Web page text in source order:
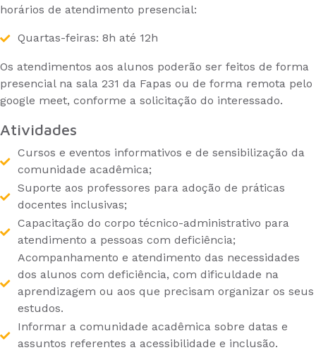
horários de atendimento presencial:
Quartas-feiras: 8h até 12h
Os atendimentos aos alunos poderão ser feitos de forma
presencial na sala 231 da Fapas ou de forma remota pelo
google meet, conforme a solicitação do interessado.
Atividades
Cursos e eventos informativos e de sensibilização da
comunidade acadêmica;
Suporte aos professores para adoção de práticas
docentes inclusivas;
Capacitação do corpo técnico-administrativo para
atendimento a pessoas com deficiência;
Acompanhamento e atendimento das necessidades
dos alunos com deficiência, com dificuldade na
aprendizagem ou aos que precisam organizar os seus
estudos.
Informar a comunidade acadêmica sobre datas e
assuntos referentes a acessibilidade e inclusão.